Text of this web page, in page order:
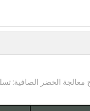
معالجة الخضر الصافية: